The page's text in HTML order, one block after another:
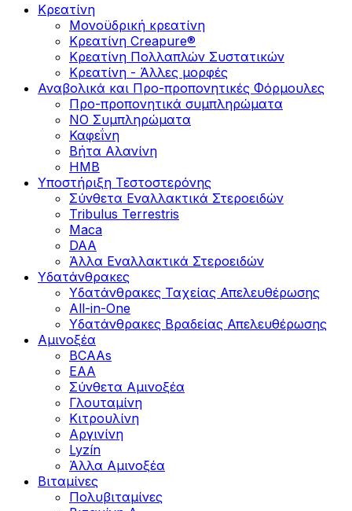
Κρεατίνη
Μονοϋδρική κρεατίνη
Κρεατίνη Creapure®
Κρεατίνη Πολλαπλών Συστατικών
Κρεατίνη - Άλλες μορφές
Αναβολικά και Προ-προπονητικές Φόρμουλες
Προ-προπονητικά συμπληρώματα
ΝΟ Συμπληρώματα
Καφεΐνη
Βήτα Αλανίνη
HMB
Υποστήριξη Τεστοστερόνης
Σύνθετα Εναλλακτικά Στεροειδών
Tribulus Terrestris
Maca
DAA
Άλλα Εναλλακτικά Στεροειδών
Υδατάνθρακες
Υδατάνθρακες Ταχείας Απελευθέρωσης
All-in-One
Υδατάνθρακες Βραδείας Απελευθέρωσης
Αμινοξέα
BCAAs
EAA
Σύνθετα Αμινοξέα
Γλουταμίνη
Κιτρουλίνη
Αργινίνη
Lyzín
Άλλα Αμινοξέα
Βιταμίνες
Πολυβιταμίνες